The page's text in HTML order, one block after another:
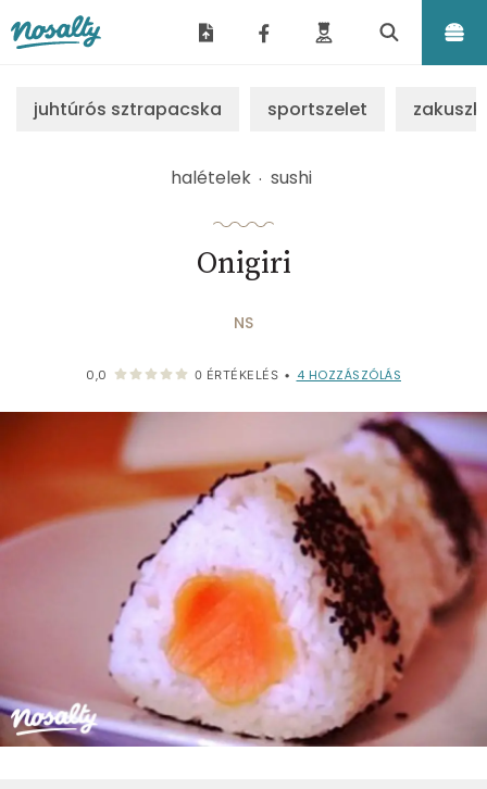
juhtúrós sztrapacska sportszelet
halételek sushi
Onigiri
NS
0,0 0 ÉRTÉKELÉS • 4 HOZZÁSZÓLÁS